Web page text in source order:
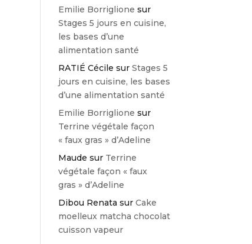
Emilie Borriglione sur
Stages 5 jours en cuisine,
les bases d’une
alimentation santé
RATIÉ Cécile surStages 5
jours en cuisine, les bases
d’une alimentation santé
Emilie Borriglione sur
Terrine végétale façon
« faux gras » d’Adeline
Maude sur Terrine
végétale façon « faux
gras » d’Adeline
Dibou Renata surCake
moelleux matcha chocolat
cuisson vapeur